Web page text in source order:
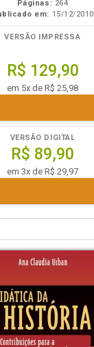
Páginas: 264
em: 15/12/2010
VERSÃO IMPRESSA
R$ 129,90
em 5x de R$ 25,98
VERSÃO DIGITAL
R$ 89,90
em 3x de R$ 29,97